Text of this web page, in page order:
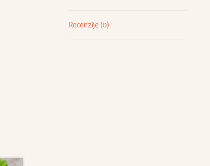
Recenzije (0)